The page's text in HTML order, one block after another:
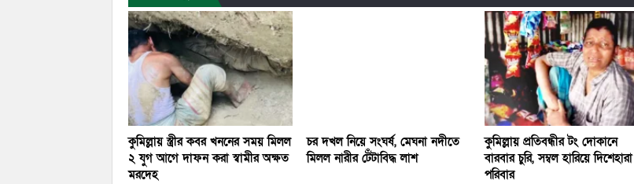
কুমিল্লায় স্ত্রীর কবর খননের সময় মিলল
২ যুগ আগে দাফন করা স্বামীর অক্ষত
মরদেহ
চর দখল নিয়ে সংঘর্ষ, মেঘনা নদীতে
মিলল নারীর টেঁটাবিদ্ধ লাশ
কুমিল্লায় প্রতিবন্ধীর টং দোকানে
বারবার চুরি, সম্বল হারিয়ে দিশেহারা
পরিবার